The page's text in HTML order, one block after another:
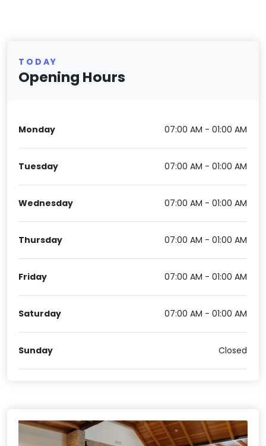
TODAY
Opening Hours
Monday 07:00 AM - 01:00 AM
Tuesday 07:00 AM - 01:00 AM
Wednesday 07:00 AM - 01:00 AM
Thursday 07:00 AM - 01:00 AM
Friday 07:00 AM - 01:00 AM
Saturday 07:00 AM - 01:00 AM
Sunday Closed